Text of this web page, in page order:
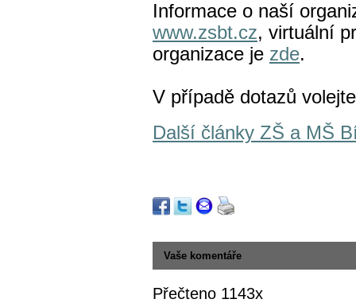
Informace o naší
www.zsbt.cz, virtuální
organizace je zde.
V případě dotazů
Další články ZŠ a MŠ
Vaše komentáře
Přečteno 1143x